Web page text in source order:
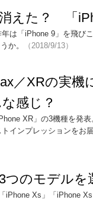
えた？ 「
は「iPhone 9」を飛び
か。
（2018/9/13）
／XRの実
感じ？
XR」の3機種を発
インプレッションをお
のモデルを
iPhone Xs」「iPhone